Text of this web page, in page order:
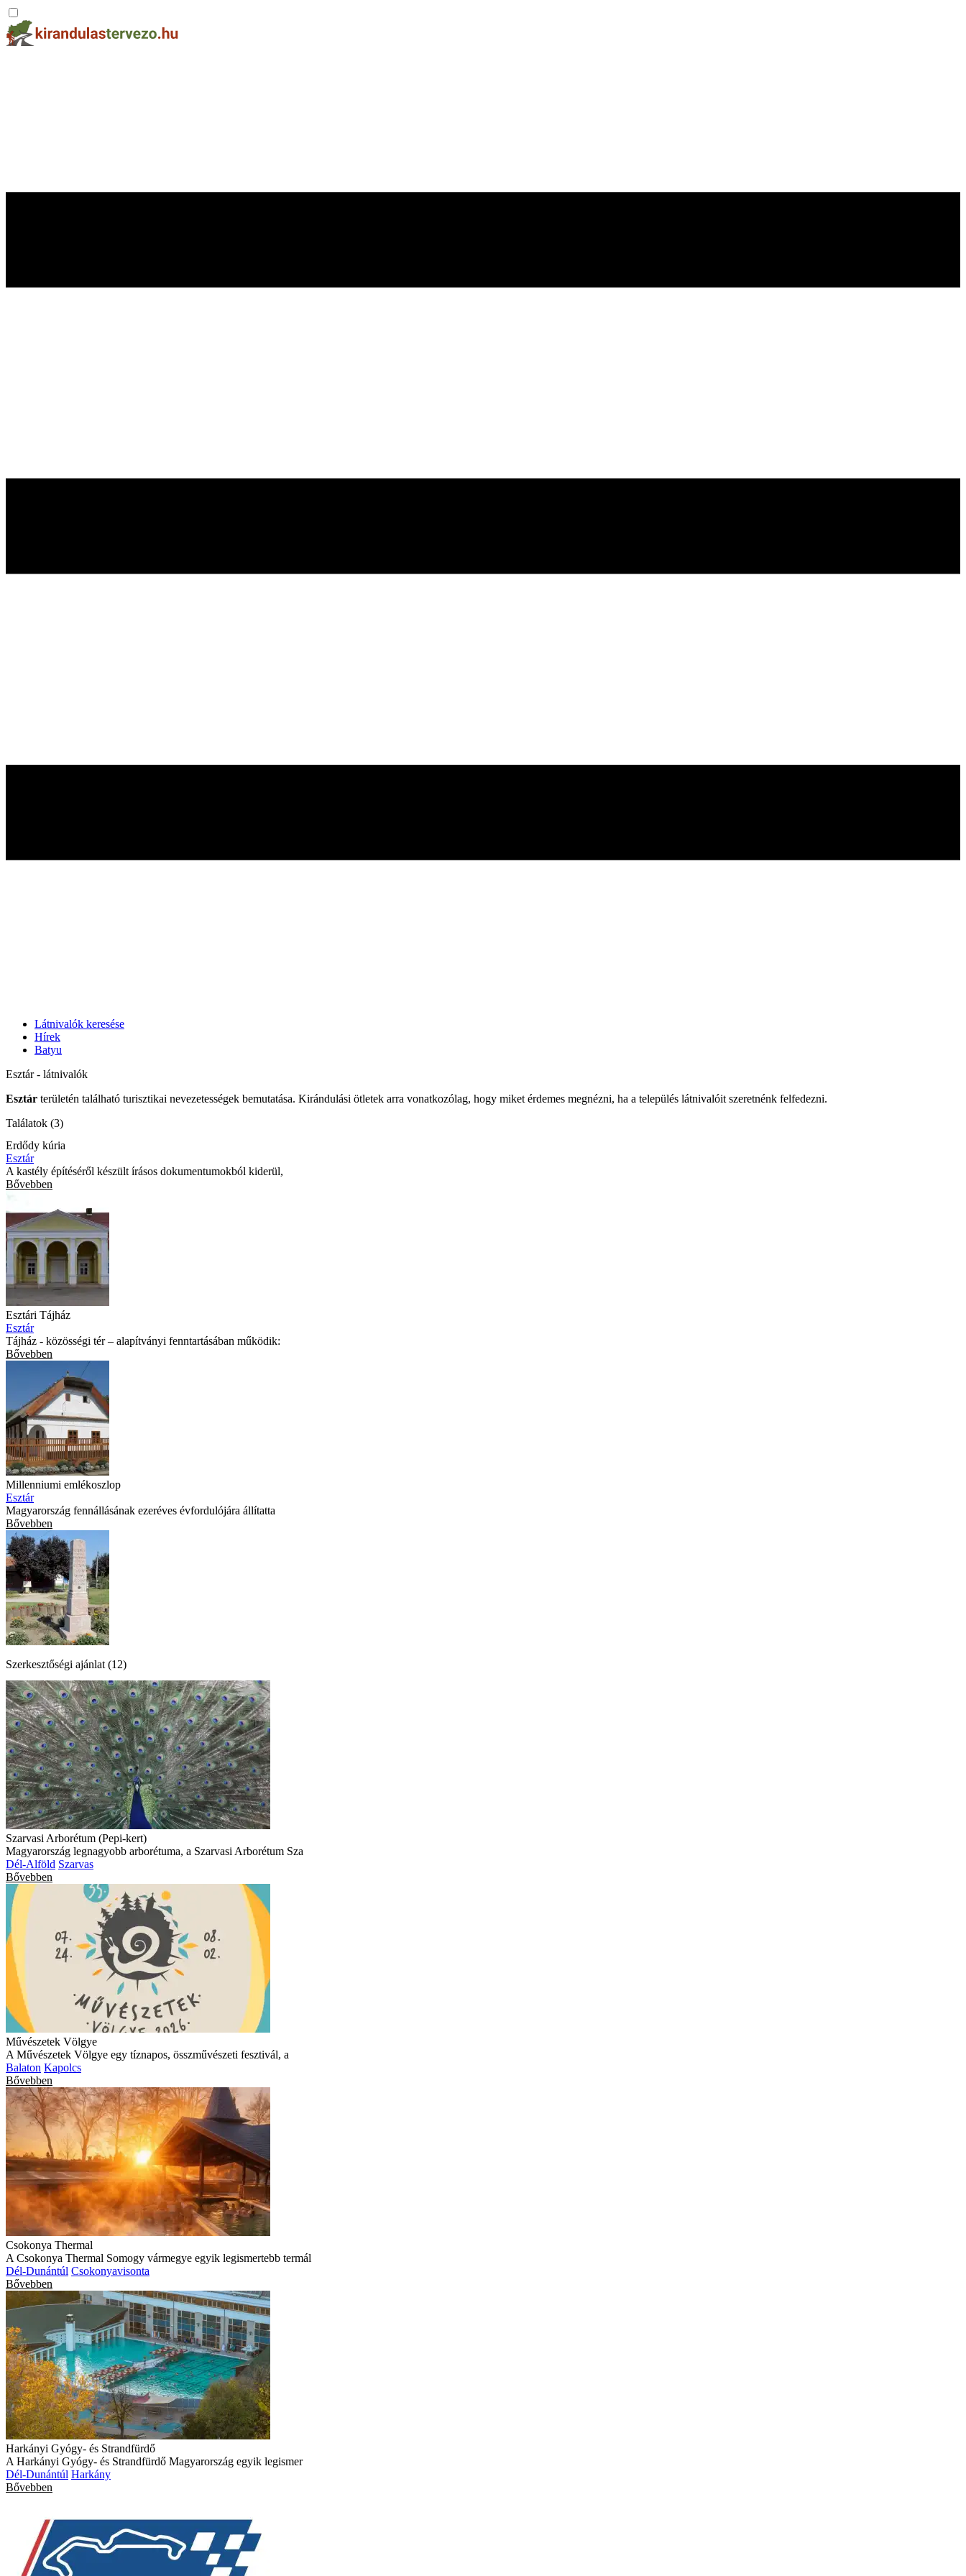
Látnivalók keresése
Hírek
Batyu
Esztár - látnivalók
Esztár területén található turisztikai nevezetességek bemutatása. Kirándulási ötletek arra vonatkozólag, hogy miket érdemes megnézni, ha a település látnivalóit szeretnénk felfedezni.
Találatok (3)
Erdődy kúria
Esztár
A kastély építéséről készült írásos dokumentumokból kiderül,
Bővebben
Esztári Tájház
Esztár
Tájház - közösségi tér – alapítványi fenntartásában működik:
Bővebben
Millenniumi emlékoszlop
Esztár
Magyarország fennállásának ezeréves évfordulójára állítatta
Bővebben
Szerkesztőségi ajánlat (12)
Szarvasi Arborétum (Pepi-kert)
Magyarország legnagyobb arborétuma, a Szarvasi Arborétum Sza
Dél-Alföld Szarvas
Bővebben
Művészetek Völgye
A Művészetek Völgye egy tíznapos, összművészeti fesztivál, a
Balaton Kapolcs
Bővebben
Csokonya Thermal
A Csokonya Thermal Somogy vármegye egyik legismertebb termál
Dél-Dunántúl Csokonyavisonta
Bővebben
Harkányi Gyógy- és Strandfürdő
A Harkányi Gyógy- és Strandfürdő Magyarország egyik legismer
Dél-Dunántúl Harkány
Bővebben